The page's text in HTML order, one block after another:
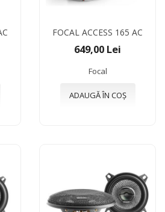
FOCAL ACCESS 165 AC
649,00 Lei
Focal
ADAUGĂ ÎN COȘ